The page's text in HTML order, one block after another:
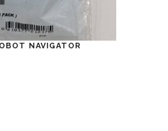
NAVIGATOR